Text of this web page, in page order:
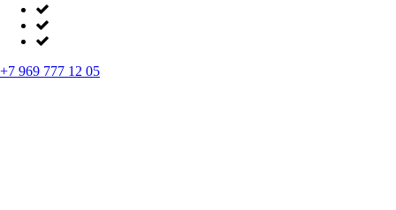
+7 969 777 12 05